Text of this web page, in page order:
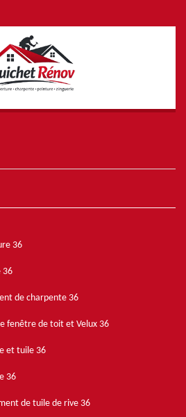
36
36
de charpente 36
fenêtre de toit et Velux 36
et tuile 36
36
de tuile de rive 36